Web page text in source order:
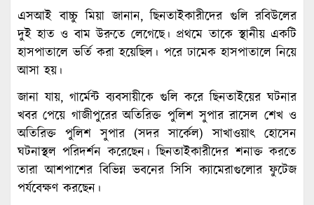
এসআই বাচ্চু মিয়া জানান, ছিনতাইকারীদের গুলি রবিউলের
দুই হাত ও বাম উরুতে লেগেছে। প্রথমে তাকে স্থানীয় একটি
হাসপাতালে ভর্তি করা হয়েছিল। পরে ঢামেক হাসপাতালে নিয়ে
আসা হয়।
জানা যায়, গার্মেন্ট ব্যবসায়ীকে গুলি করে ছিনতাইয়ের ঘটনার
খবর পেয়ে গাজীপুরের অতিরিক্ত পুলিশ সুপার রাসেল শেখ ও
অতিরিক্ত পুলিশ সুপার (সদর সার্কেল) সাখাওয়াৎ হোসেন
ঘটনাস্থল পরিদর্শন করেছেন। ছিনতাইকারীদের শনাক্ত করতে
তারা আশপাশের বিভিন্ন ভবনের সিসি ক্যামেরাগুলোর ফুটেজ
পর্যবেক্ষণ করছেন।